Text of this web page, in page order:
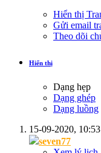
Hiển thị
Gửi email
Theo dõi
Hiển thị
Dạng hẹp
Dạng ghép
Dạng luồng
15-09-2020,
seven77